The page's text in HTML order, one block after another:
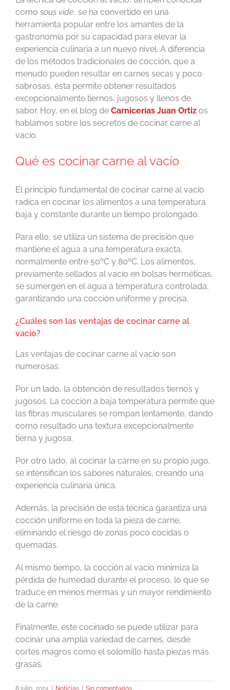
como sous vide, se ha convertido en una
herramienta popular entre los amantes de la
gastronomía por su capacidad para elevar la
experiencia culinaria a un nuevo nivel. A diferencia
de los métodos tradicionales de cocción, que a
menudo pueden resultar en carnes secas y poco
sabrosas, ésta permite obtener resultados
excepcionalmente tiernos, jugosos y llenos de
sabor. Hoy, en el blog de Carnicerías Juan Ortiz os
hablamos sobre los secretos de cocinar carne al
vacío.
Qué es cocinar carne al vacío
El principio fundamental de cocinar carne al vacío
radica en cocinar los alimentos a una temperatura
baja y constante durante un tiempo prolongado.
Para ello, se utiliza un sistema de precisión que
mantiene el agua a una temperatura exacta,
normalmente entre 50ºC y 80ºC. Los alimentos,
previamente sellados al vacío en bolsas herméticas,
se sumergen en el agua a temperatura controlada,
garantizando una cocción uniforme y precisa.
¿Cuáles son las ventajas de cocinar carne al
vacío?
Las ventajas de cocinar carne al vacío son
numerosas.
Por un lado, la obtención de resultados tiernos y
jugosos. La cocción a baja temperatura permite que
las fibras musculares se rompan lentamente, dando
como resultado una textura excepcionalmente
tierna y jugosa.
Por otro lado, al cocinar la carne en su propio jugo,
se intensifican los sabores naturales, creando una
experiencia culinaria única.
Además, la precisión de esta técnica garantiza una
cocción uniforme en toda la pieza de carne,
eliminando el riesgo de zonas poco cocidas o
quemadas.
Al mismo tiempo, la cocción al vacío minimiza la
pérdida de humedad durante el proceso, lo que se
traduce en menos mermas y un mayor rendimiento
de la carne.
Finalmente, este cocinado se puede utilizar para
cocinar una amplia variedad de carnes, desde
cortes magros como el solomillo hasta piezas más
grasas.